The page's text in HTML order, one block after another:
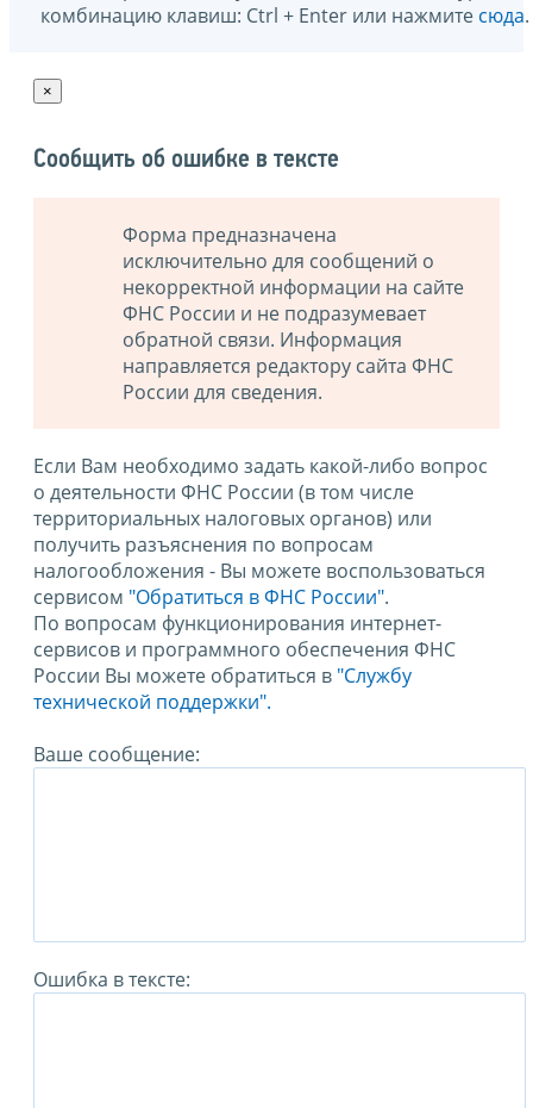
комбинацию клавиш: Ctrl + Enter или нажмите сюда.
×
Сообщить об ошибке в тексте
Форма предназначена
исключительно для сообщений о
некорректной информации на сайте
ФНС России и не подразумевает
обратной связи. Информация
направляется редактору сайта ФНС
России для сведения.
Если Вам необходимо задать какой-либо вопрос
о деятельности ФНС России (в том числе
территориальных налоговых органов) или
получить разъяснения по вопросам
налогообложения - Вы можете воспользоваться
сервисом "Обратиться в ФНС России".
По вопросам функционирования интернет-
сервисов и программного обеспечения ФНС
России Вы можете обратиться в "Службу
технической поддержки".
Ваше сообщение:
Ошибка в тексте: